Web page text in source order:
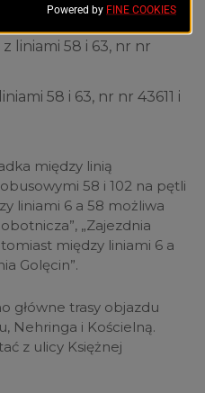
z liniami 58 i 63, nr nr
58 i 63, nr nr 43611 i
między linią
58 i 102 na pętli
liniami 6 a 58 możliwa
„Zajezdnia
między liniami 6 a
Golęcin”.
główne trasy objazdu
Nehringa i Kościelną.
z ulicy Księżnej